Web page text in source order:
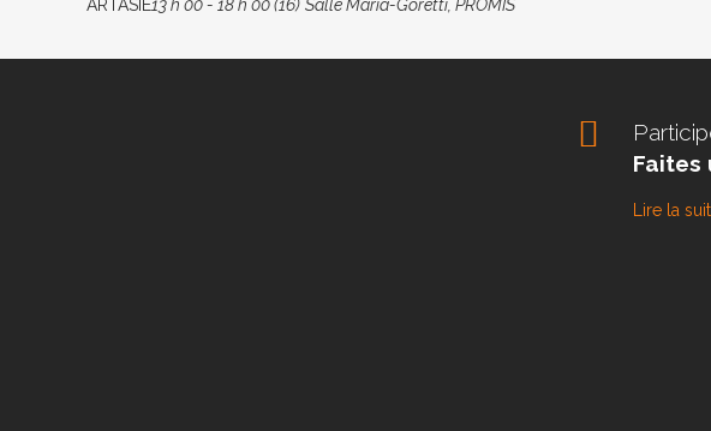
ARTASIE13 h 00 - 18 h 00 (16) Salle Maria-Goretti, PROMIS
Faites
Lire la